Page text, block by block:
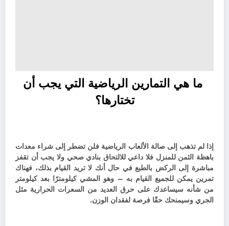
ما هي التمارين الرياضية التي يجب أن
تختارها؟
إذا لم تذهب إلى صالة الألعاب الرياضية فلن تضطر إلى شراء معدات
باهظة الثمن للمنزل فلا داعي للالتحاق بنادي صحي ولا يجب أن تقفز
مباشرة إلى الركض بالطبع في حال أنك لا تريد القيام بذلك، فهناك
تمرين يمكن للجميع القيام به – وهو المشي كيلومترًا بعد كيلومتر
من شأنه سيساعدك على حرق العديد من السعرات الحرارية مثل
الجري وسيمنحك حقًا فرصة لفقدان الوزن.